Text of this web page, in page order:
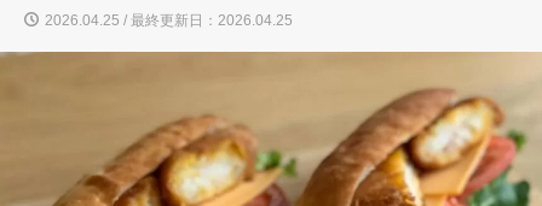
2026.04.25 / 最終更新日：2026.04.25